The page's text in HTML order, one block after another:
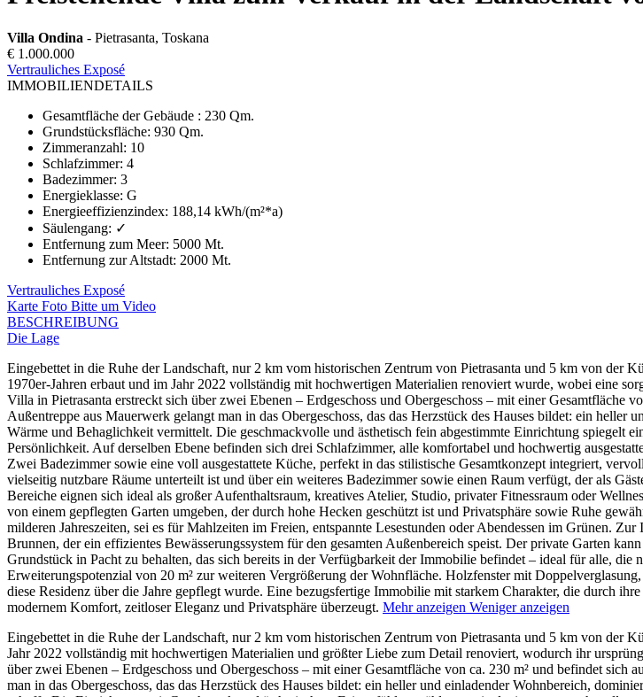
Villa Ondina - Pietrasanta, Toskana
€ 1.000.000
Vertrauliches Exposé
IMMOBILIENDETAILS
Gesamtfläche der Gebäude : 230 Qm.
Grundstücksfläche: 930 Qm.
Zimmeranzahl: 10
Schlafzimmer: 4
Badezimmer: 3
Energieklasse: G
Energieeffizienzindex: 188,14 kWh/(m²*a)
Säulengang: ✓
Entfernung zum Meer: 5000 Mt.
Entfernung zur Altstadt: 2000 Mt.
Vertrauliches Exposé
Karte Foto Bitte um Video
BESCHREIBUNG
Die Lage
Eingebettet in die Ruhe der Landschaft, nur 2 km vom historischen Zentrum von Pietrasanta und 5 km von der
1970er-Jahren erbaut und im Jahr 2022 vollständig mit hochwertigen Materialien renoviert wurde, wobei eine
Villa in Pietrasanta erstreckt sich über zwei Ebenen – Erdgeschoss und Obergeschoss – mit einer
Außentreppe aus Mauerwerk gelangt man in das Obergeschoss, das das Herzstück des Hauses bildet: ein
Wärme und Behaglichkeit vermittelt. Die geschmackvolle und ästhetisch fein abgestimmte Einrichtung spiegelt
Persönlichkeit. Auf derselben Ebene befinden sich drei Schlafzimmer, alle komfortabel und hochwertig
Zwei Badezimmer sowie eine voll ausgestattete Küche, perfekt in das stilistische Gesamtkonzept integriert,
vielseitig nutzbare Räume unterteilt ist und über ein weiteres Badezimmer sowie einen Raum verfügt, der als
Bereiche eignen sich ideal als großer Aufenthaltsraum, kreatives Atelier, Studio, privater Fitnessraum oder
von einem gepflegten Garten umgeben, der durch hohe Hecken geschützt ist und Privatsphäre sowie Ruhe
milderen Jahreszeiten, sei es für Mahlzeiten im Freien, entspannte Lesestunden oder Abendessen im Grünen.
Brunnen, der ein effizientes Bewässerungssystem für den gesamten Außenbereich speist. Der private Garten
Grundstück in Pacht zu behalten, das sich bereits in der Verfügbarkeit der Immobilie befindet – ideal für alle,
Erweiterungspotenzial von 20 m² zur weiteren Vergrößerung der Wohnfläche. Holzfenster mit
diese Residenz über die Jahre gepflegt wurde. Eine bezugsfertige Immobilie mit starkem Charakter, die durch
modernem Komfort, zeitloser Eleganz und Privatsphäre überzeugt. Mehr anzeigen Weniger anzeigen
Eingebettet in die Ruhe der Landschaft, nur 2 km vom historischen Zentrum von Pietrasanta und 5 km von der
Jahr 2022 vollständig mit hochwertigen Materialien und größter Liebe zum Detail renoviert, wodurch ihr
über zwei Ebenen – Erdgeschoss und Obergeschoss – mit einer Gesamtfläche von ca. 230 m² und befindet
man in das Obergeschoss, das das Herzstück des Hauses bildet: ein heller und einladender Wohnbereich,